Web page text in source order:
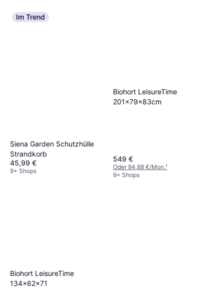
Im Trend
Siena Garden Schutzhülle
Strandkorb
45,99 €
9+ Shops
Biohort LeisureTime
201x79x83cm
549 €
Oder 94,88 €/Mon.¹
9+ Shops
Biohort LeisureTime
134x62x71